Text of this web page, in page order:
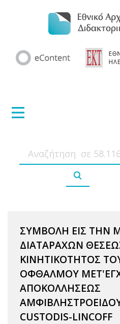
ΣΥΜΒΟΛΗ ΕΙΣ ΤΗΝ
ΔΙΑΤΑΡΑΧΩΝ
ΚΙΝΗΤΙΚΟΤΗΤΟΣ
ΟΦΘΑΛΜΟΥ
ΑΠΟΚΟΛΛΗΣΕΩΣ
CUSTODIS-LINCOFF